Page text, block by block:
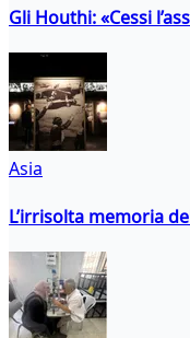
Gli Houthi: «Cessi
Asia
L’irrisolta memoria